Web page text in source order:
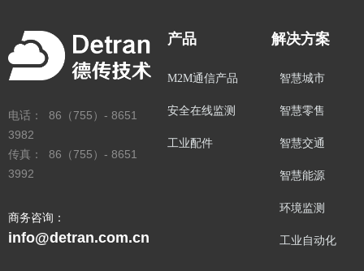
电话： 86（755）- 8651
3982
传真： 86（755）- 8651
3992
商务咨询：
info@detran.com.cn
产品
M2M通信产品
安全在线监测
工业配件
智慧城市
智慧零售
智慧交通
智慧能源
环境监测
工业自动化
解决方案